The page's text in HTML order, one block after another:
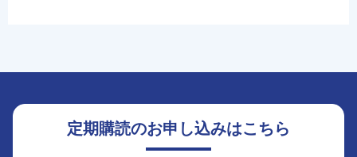
定期購読のお申し込みはこちら